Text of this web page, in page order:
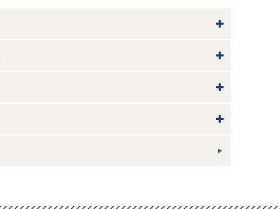
て取り出してください。液体に戻ったら流水など
、ご使用の端末やモニター環境により、実際の色